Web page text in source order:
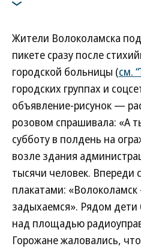
Жители Волоколамска
пикете сразу после
городской больницы (см.
городских группах и
объявление-рисунок —
розовом спрашивала: «А
субботу в полдень на
возле здания
тысячи человек. Впереди
плакатами:
задыхаемся». Рядом дети
над площадью
Горожане жаловались,